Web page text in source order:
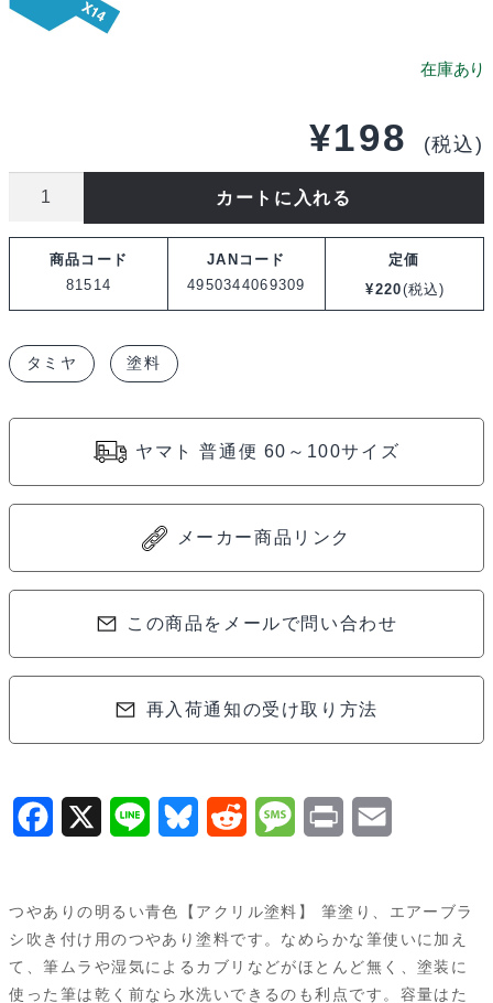
¥198 (税込)
ミ
カ
ミ
14
カ
ブ
ル
カートに入れる
商品コード
81514
JANコード
4950344069309
定価
¥220(税込)
タミヤ 塗料
ヤマト 普通便 60～100サイズ
メーカー商品リンク
この商品をメールで問い合わせ
再入荷通知の受け取り方法
e
b
X
e
B
e
s
R
d
i
M
s
a
P
n
t
i
l
つやありの明るい青色【アクリル塗料】 筆塗り、エアーブラ
シ吹き付け用のつやあり塗料です。なめらかな筆使いに加え
て、筆ムラや湿気によるカブリなどがほとんど無く、塗装に
使った筆は乾く前なら水洗いできるのも利点です。容量はた